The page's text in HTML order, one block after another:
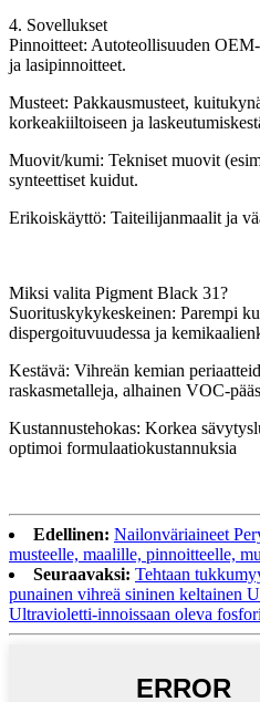
4. Sovellukset
Pinnoitteet: Autoteollisuuden
ja lasipinnoitteet.
Musteet: Pakkausmusteet,
korkeakiiltoiseen ja
Muovit/kumi: Tekniset muovit
synteettiset kuidut.
Erikoiskäyttö: Taiteilijanmaalit ja
Miksi valita Pigment Black 31?
Suorituskykykeskeinen: Parempi
dispergoituvuudessa ja
Kestävä: Vihreän kemian
raskasmetalleja, alhainen VOC-
Kustannustehokas: Korkea
optimoi formulaatiokustannuksia
Edellinen: Nailonväriaineet
musteelle, maalille, pinnoitteelle,
Seuraavaksi: Tehtaan
punainen vihreä sininen keltainen
Ultravioletti-innoissaan oleva